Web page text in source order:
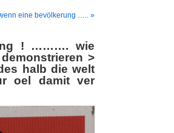
eine bevölkerung ….. »
! ………. wie
>
halb die welt
oel damit ver